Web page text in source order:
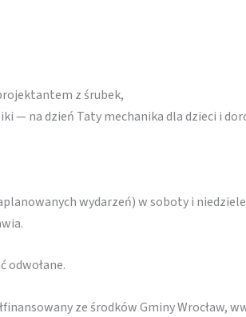
z śrubek,
— na dzień Taty mechanika dla dzieci i
wydarzeń) w soboty i niedziele
odwołane.
ze środków Gminy Wrocław,